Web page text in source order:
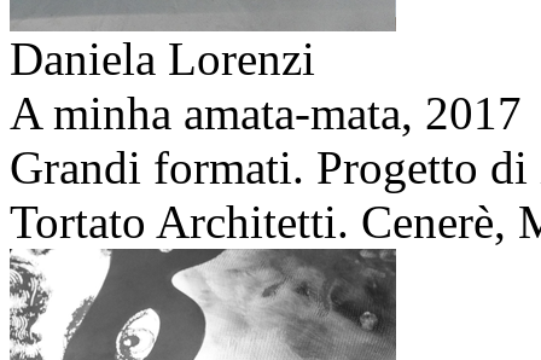
Daniela Lorenzi
A minha amata-mata, 2017
Grandi formati. Progetto
Tortato Architetti. Cenerè,